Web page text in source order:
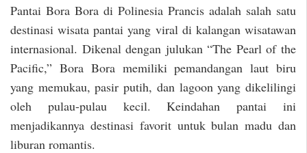
Pantai Bora Bora di Polinesia Prancis adalah salah satu
destinasi wisata pantai yang viral di kalangan wisatawan
internasional. Dikenal dengan julukan “The Pearl of the
Pacific,” Bora Bora memiliki pemandangan laut biru
yang memukau, pasir putih, dan lagoon yang dikelilingi
oleh pulau-pulau kecil. Keindahan pantai ini
menjadikannya destinasi favorit untuk bulan madu dan
liburan romantis.